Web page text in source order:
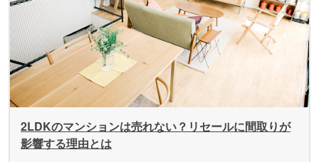
2LDKのマンションは売れない？リセールに間取りが
影響する理由とは